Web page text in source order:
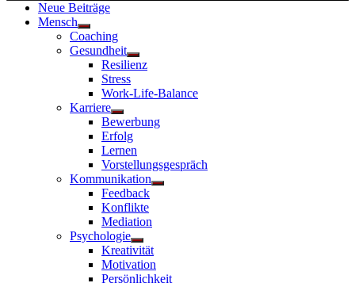
Neue Beiträge
Mensch
Untermenü
anzeigen
Coaching
Gesundheit
Untermenü
anzeigen
Resilienz
Stress
Work-Life-Balance
Karriere
Untermenü
anzeigen
Bewerbung
Erfolg
Lernen
Vorstellungsgespräch
Kommunikation
Untermenü
Feedback
Konflikte
Mediation
Psychologie
Untermenü
anzeigen
Kreativität
Motivation
Persönlichkeit